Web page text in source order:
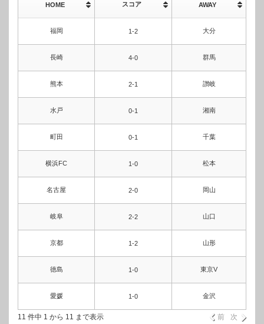
HOME スコア AWAY
福岡 1-2 大分
長崎 4-0 群馬
熊本 2-1 讃岐
水戸 0-1 湘南
町田 0-1 千葉
横浜FC 1-0 松本
名古屋 2-0 岡山
岐阜 2-2 山口
京都 1-2 山形
徳島 1-0 東京V
愛媛 1-0 金沢
11 件中 1 から 11 まで表示 前 次